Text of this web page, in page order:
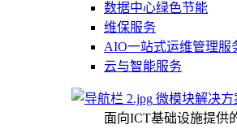
数据中心绿色节能
维保服务
AIO一站式运维管理服
云与智能服务
微模块解决方
面向ICT基础设施提供